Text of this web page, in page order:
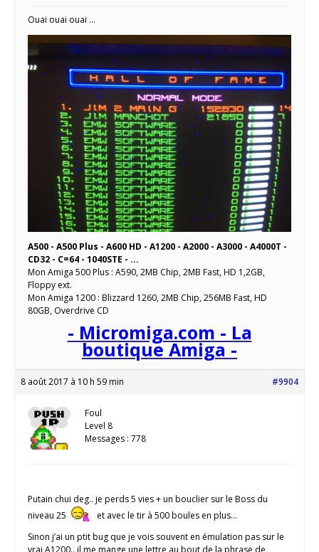
Ouai ouai ouai …
A500 - A500 Plus - A600 HD - A1200 - A2000 - A3000 - A4000T -
CD32 - C=64 - 1040STE - ...
Mon Amiga 500 Plus : A590, 2MB Chip, 2MB Fast, HD 1,2GB,
Floppy ext.
Mon Amiga 1200 : Blizzard 1260, 2MB Chip, 256MB Fast, HD
80GB, Overdrive CD
- Micromiga.com - La
boutique Amiga -
8 août 2017 à 10 h 59 min #9904
Foul
Level 8
Messages : 778
Putain chui deg.. je perds 5 vies + un bouclier sur le Boss du
niveau 25
et avec le tir à 500 boules en plus…
Sinon j’ai un ptit bug que je vois souvent en émulation pas sur le